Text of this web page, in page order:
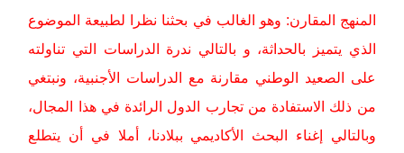
المنهج المقارن: وهو الغالب في بحثنا نظرا لطبيعة الموضوع
الذي يتميز بالحداثة، و بالتالي ندرة الدراسات التي تناولته
على الصعيد الوطني مقارنة مع الدراسات الأجنبية، ونبتغي
من ذلك الاستفادة من تجارب الدول الرائدة في هذا المجال،
وبالتالي إغناء البحث الأكاديمي ببلادنا، أملا في أن يتطلع